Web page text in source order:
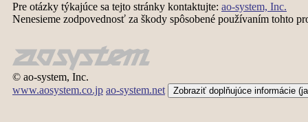
Pre otázky týkajúce sa tejto stránky kontaktujte: ao-system, Inc.
Nenesieme zodpovednosť za škody spôsobené používaním tohto
© ao-system, Inc.
www.aosystem.co.jp ao-system.net Zobraziť doplňujúce informácie